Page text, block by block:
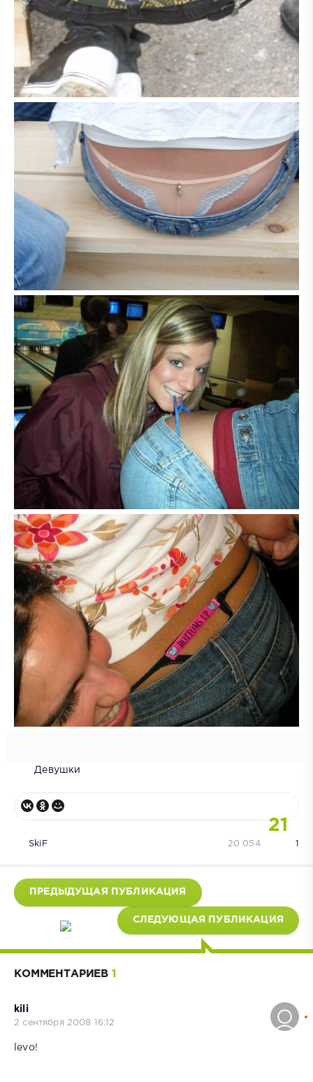
Девушки
21
SkiF 1
20 054
ПРЕДЫДУЩАЯ ПУБЛИКАЦИЯ
СЛЕДУЮЩАЯ ПУБЛИКАЦИЯ
КОММЕНТАРИЕВ 1
kili
2 сентября 2008 16:12
levo!